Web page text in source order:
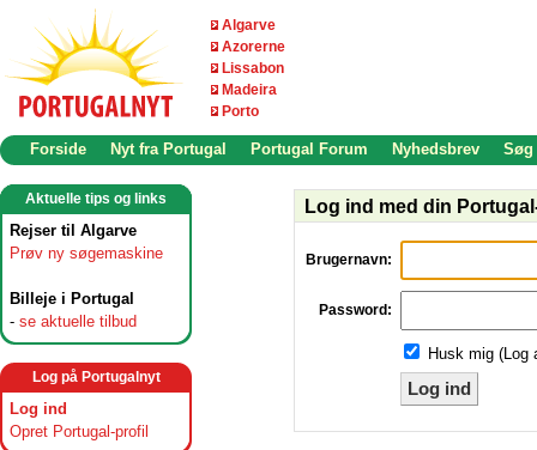
Algarve
Azorerne
Lissabon
Madeira
Porto
Forside Nyt fra Portugal Portugal Forum Nyhedsbrev Søg
Aktuelle tips og links
Rejser til Algarve
Prøv ny søgemaskine
Billeje i Portugal
- se aktuelle tilbud
Log på Portugalnyt
Log ind
Opret Portugal-profil
Log ind med din
Brugernavn:
Password:
Husk mig (Log
Log ind